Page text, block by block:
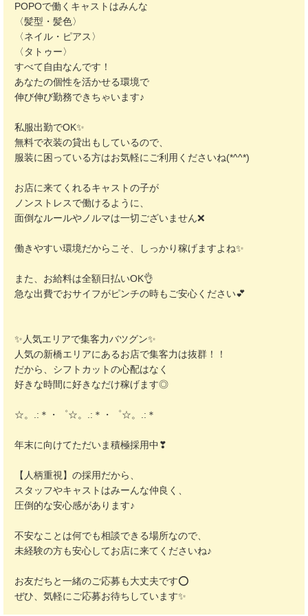
POPOで働くキャストはみんな
〈髪型・髪色〉
〈ネイル・ピアス〉
〈タトゥー〉
すべて自由なんです！
あなたの個性を活かせる環境で
伸び伸び勤務できちゃいます♪
私服出勤でOK✨️
無料で衣装の貸出もしているので、
服装に困っている方はお気軽にご利用くださいね(*^^*)
お店に来てくれるキャストの子が
ノンストレスで働けるように、
面倒なルールやノルマは一切ございません❌️
働きやすい環境だからこそ、しっかり稼げますよね✨️
また、お給料は全額日払いOK👌
急な出費でおサイフがピンチの時もご安心ください💕
✨️人気エリアで集客力バツグン✨️
人気の新橋エリアにあるお店で集客力は抜群！！
だから、シフトカットの心配はなく
好きな時間に好きなだけ稼げます◎
☆。.:＊・゜☆。.:＊・゜☆。.:＊
年末に向けてただいま積極採用中❣
【人柄重視】の採用だから、
スタッフやキャストはみーんな仲良く、
圧倒的な安心感があります♪
不安なことは何でも相談できる場所なので、
未経験の方も安心してお店に来てくださいね♪
お友だちと一緒のご応募も大丈夫です⭕️
ぜひ、気軽にご応募お待ちしています✨️